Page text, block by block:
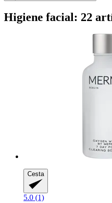
Higiene facial: 22
Cesta
5.0 (1)